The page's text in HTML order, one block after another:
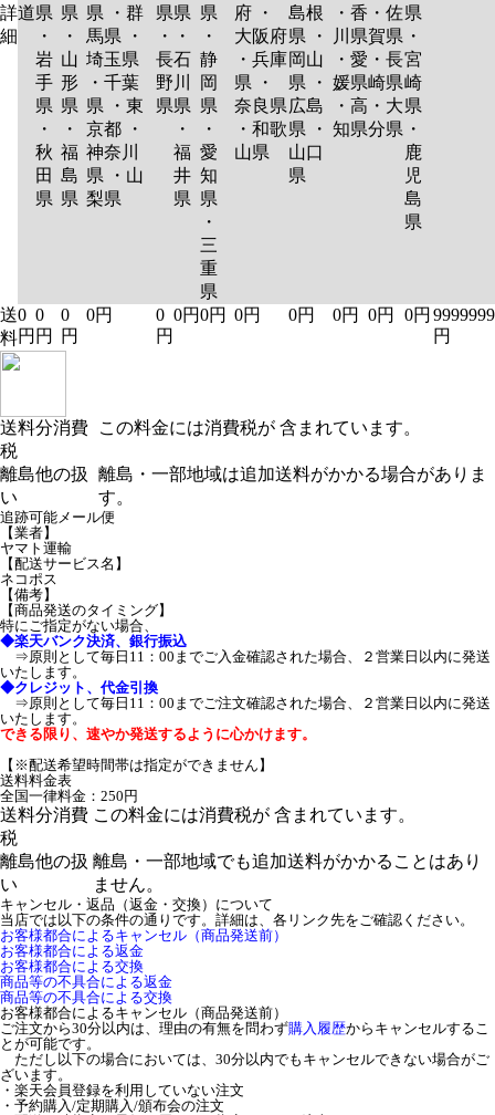
詳
細
道県
・
岩
手
県
・
秋
田
県
県
・
山
形
県
・
福
島
県
県 ・群
馬県 ・
埼玉県
・千葉
県 ・東
京都 ・
神奈川
県 ・山
梨県
県
・
長
野
県
県
・
石
川
県
・
福
井
県
県
・
静
岡
県
・
愛
知
県
・
三
重
県
府 ・
大阪府
・兵庫
県 ・
奈良県
・和歌
山県
島根
県 ・
岡山
県 ・
広島
県 ・
山口
県
・香
川県
・愛
媛県
・高
知県
・佐
賀県
・長
崎県
・大
分県
県
・
宮
崎
県
・
鹿
児
島
県
送
料
0
円
0
円
0
円
0円
0
円
0円0円 0円 0円 0円 0円 0円 9999999
円
送料分消費
税
この料金には消費税が 含まれています。
離島他の扱
い
離島・一部地域は追加送料がかかる場合がありま
す。
追跡可能メール便
【業者】
ヤマト運輸
【配送サービス名】
ネコポス
【備考】
【商品発送のタイミング】
特にご指定がない場合、
◆楽天バンク決済、銀行振込
⇒原則として毎日11：00までご入金確認された場合、２営業日以内に発送
いたします。
◆クレジット、代金引換
⇒原則として毎日11：00までご注文確認された場合、２営業日以内に発送
いたします。
できる限り、速やか発送するように心かけます。
【※配送希望時間帯は指定ができません】
送料料金表
全国一律料金：250円
送料分消費
税
この料金には消費税が 含まれています。
離島他の扱
い
離島・一部地域でも追加送料がかかることはあり
ません。
キャンセル・返品（返金・交換）について
当店では以下の条件の通りです。詳細は、各リンク先をご確認ください。
お客様都合によるキャンセル（商品発送前）
お客様都合による返金
お客様都合による交換
商品等の不具合による返金
商品等の不具合による交換
お客様都合によるキャンセル（商品発送前）
ご注文から30分以内は、理由の有無を問わず購入履歴からキャンセルするこ
とが可能です。
ただし以下の場合においては、30分以内でもキャンセルできない場合がご
ざいます。
・楽天会員登録を利用していない注文
・予約購入/定期購入/頒布会の注文